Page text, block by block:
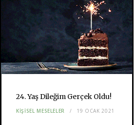
24. Yaş Dileğim Gerçek Oldu!
KIŞISEL MESELELER 19 OCAK 2021